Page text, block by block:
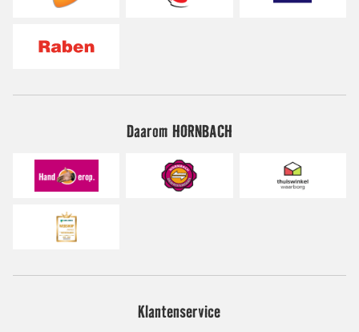
Daarom HORNBACH
Klantenservice